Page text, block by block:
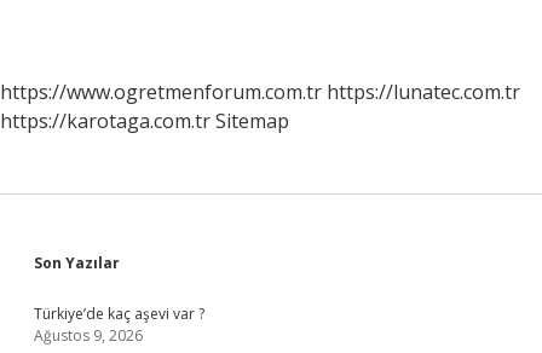
https://www.ogretmenforum.com.tr https://lunatec.com.tr
https://karotaga.com.trSitemap
Sidebar
Son Yazılar
Türkiye’de kaç aşevi var ?
Ağustos 9, 2026